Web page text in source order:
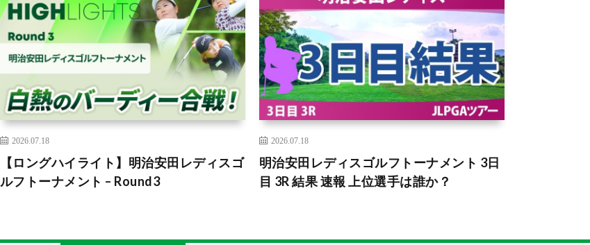
2026.07.18
【ロングハイライト】明治安田レディスゴ
ルフトーナメント – Round3
2026.07.18
明治安田レディスゴルフトーナメント 3日
目 3R 結果 速報 上位選手は誰か？